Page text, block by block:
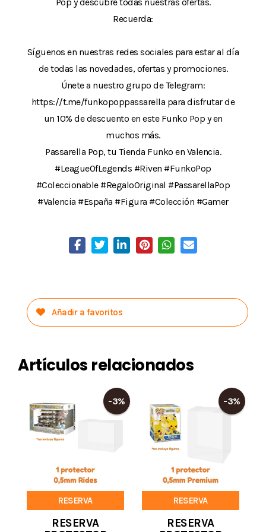
Recuerda:
Síguenos en nuestras redes sociales para estar al día
de todas las novedades, ofertas y promociones.
Únete a nuestro grupo de Telegram:
https://t.me/funkopoppassarella para disfrutar de
un 10% de descuento en este Funko Pop y en
muchos más.
Passarella Pop, tu Tienda Funko en Valencia.
#LeagueOfLegends #Riven #FunkoPop
#Coleccionable #RegaloOriginal #PassarellaPop
#Valencia #España #Figura #Colección #Gamer
Añadir a favoritos
Artículos relacionados
-3%
RESERVA
RESERVA
-3%
RESERVA
RESERVA